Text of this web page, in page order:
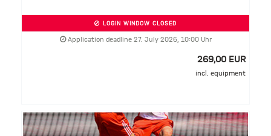
LOGIN WINDOW CLOSED
Application deadline 27. July 2026, 10:00 Uhr
269,00 EUR
incl. equipment